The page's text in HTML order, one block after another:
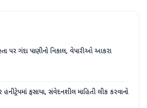
પર ગંદા પાણીનો નિકાલ, વેપારીઓ આકરા
ફસાયા, સંવેદનશીલ માહિતી લીક કરવાનો